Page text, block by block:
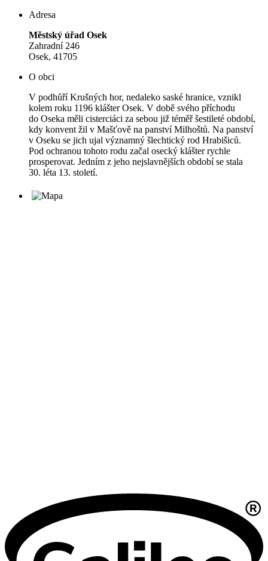
Adresa
Městský úřad Osek
Zahradní 246
Osek, 41705
O obci
V podhůří Krušných hor, nedaleko saské hranice, vznikl
kolem roku 1196 klášter Osek. V době svého příchodu
do Oseka měli cisterciáci za sebou již téměř šestileté období,
kdy konvent žil v Mašťově na panství Milhoštů. Na panství
v Oseku se jich ujal významný šlechtický rod Hrabišiců.
Pod ochranou tohoto rodu začal osecký klášter rychle
prosperovat. Jedním z jeho nejslavnějších období se stala
30. léta 13. století.